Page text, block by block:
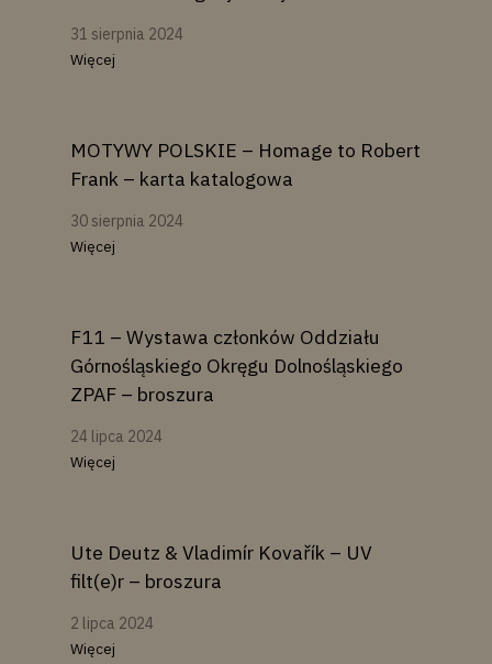
31 sierpnia 2024
Więcej
MOTYWY POLSKIE – Homage to Robert
Frank – karta katalogowa
30 sierpnia 2024
Więcej
F11 – Wystawa członków Oddziału
Górnośląskiego Okręgu Dolnośląskiego
ZPAF – broszura
24 lipca 2024
Więcej
Ute Deutz & Vladimír Kovařík – UV
filt(e)r – broszura
2 lipca 2024
Więcej